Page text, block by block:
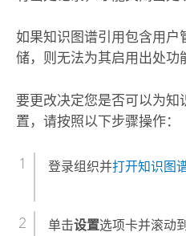
如果知识图谱引用包含用户
储，则无法为其启用出处功
要更改决定您是否可以为知
置，请按照以下步骤操作：
登录组织并打开知识图
单击设置选项卡并滚动